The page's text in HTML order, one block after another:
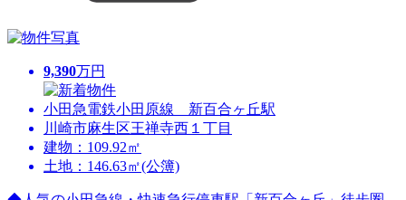
9,390万円
小田急電鉄小田原線 新百合ヶ丘駅
川崎市麻生区王禅寺西１丁目
建物：109.92㎡
土地：146.63㎡(公簿)